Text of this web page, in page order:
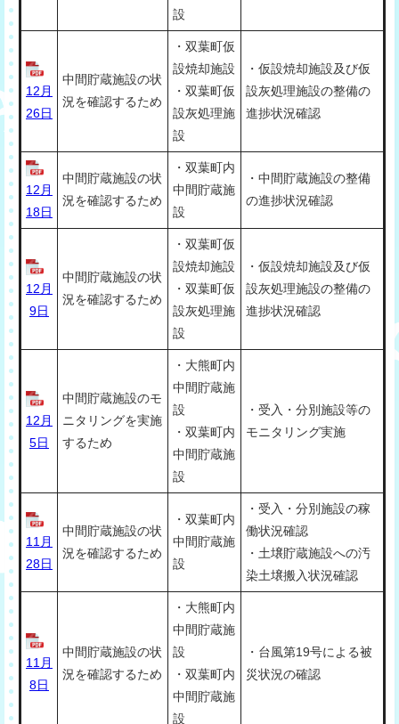
設
12月
26日
中間貯蔵施設の状
況を確認するため
・双葉町仮
設焼却施設
・双葉町仮
設灰処理施
設
・仮設焼却施設及び仮
設灰処理施設の整備の
進捗状況確認
12月
18日
中間貯蔵施設の状
況を確認するため
・双葉町内
中間貯蔵施
設
・中間貯蔵施設の整備
の進捗状況確認
12月
9日
中間貯蔵施設の状
況を確認するため
・双葉町仮
設焼却施設
・双葉町仮
設灰処理施
設
・仮設焼却施設及び仮
設灰処理施設の整備の
進捗状況確認
12月
5日
中間貯蔵施設のモ
ニタリングを実施
するため
・大熊町内
中間貯蔵施
設
・双葉町内
中間貯蔵施
設
・受入・分別施設等の
モニタリング実施
11月
28日
中間貯蔵施設の状
況を確認するため
・双葉町内
中間貯蔵施
設
・受入・分別施設の稼
働状況確認
・土壌貯蔵施設への汚
染土壌搬入状況確認
11月
8日
中間貯蔵施設の状
況を確認するため
・大熊町内
中間貯蔵施
設
・双葉町内
中間貯蔵施
設
・台風第19号による被
災状況の確認